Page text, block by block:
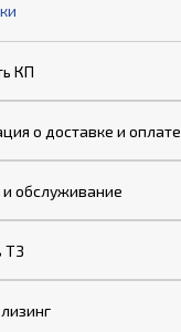
КП
о доставке и оплате
и обслуживание
ТЗ